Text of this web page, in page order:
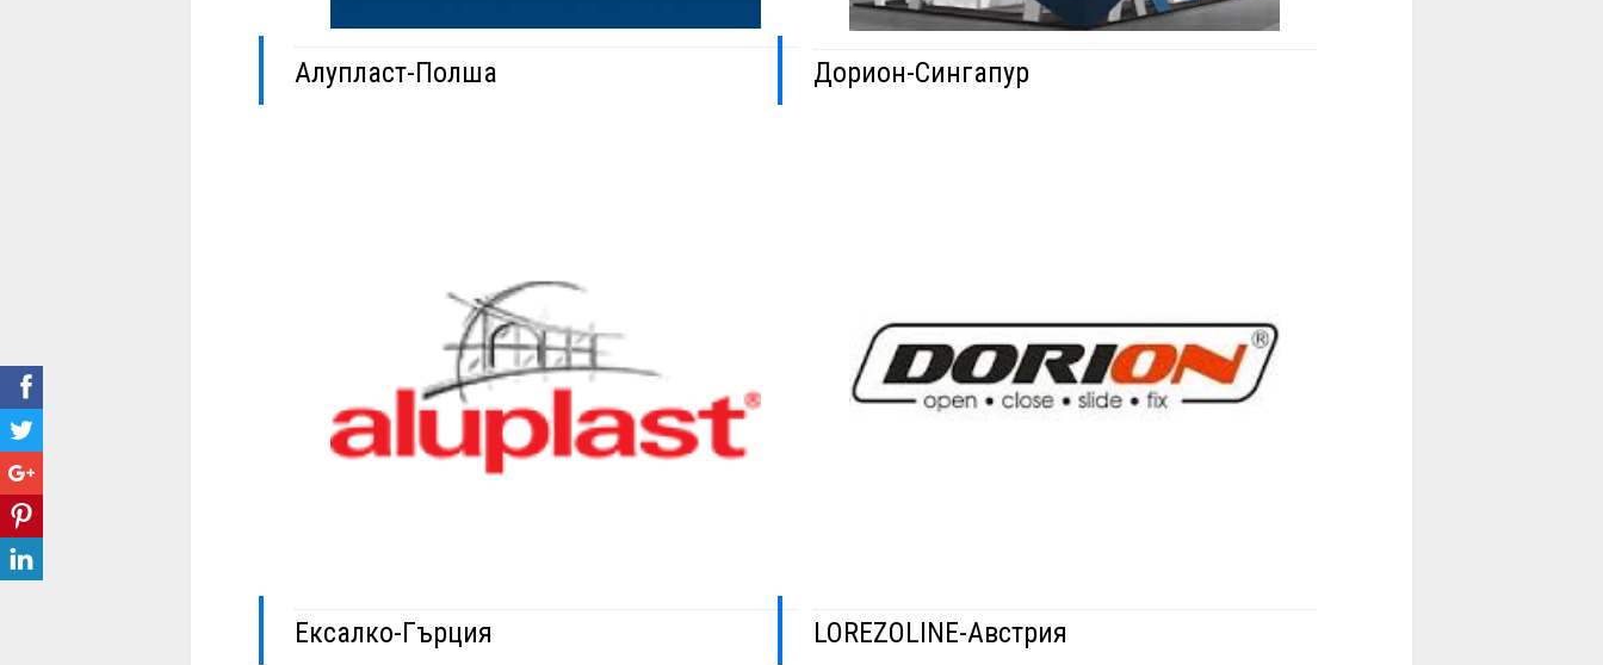
Алупласт-Полша Дорион-Сингапур
Ексалко-Гърция LOREZOLINE-Австрия